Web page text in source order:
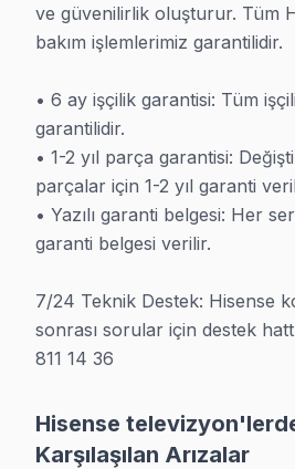
İstanbul Profesyonel Teknik Ekip
ve güvenilirlik oluşturur. Tüm
bakım işlemlerimiz garantilidir.
• 6 ay işçilik garantisi: Tüm
garantilidir.
• 1-2 yıl parça garantisi:
parçalar için 1-2 yıl garanti
• Yazılı garanti belgesi: Her
garanti belgesi verilir.
7/24 Teknik Destek: Hisense
sonrası sorular için destek
811 14 36
Hisense
Karşılaşılan Arızalar